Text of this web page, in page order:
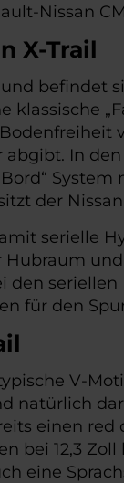
Nissan
X-Trail
befindet
klassische
In
der
serielle
für den
V-
natürlich
einen
bei 12,3
eine